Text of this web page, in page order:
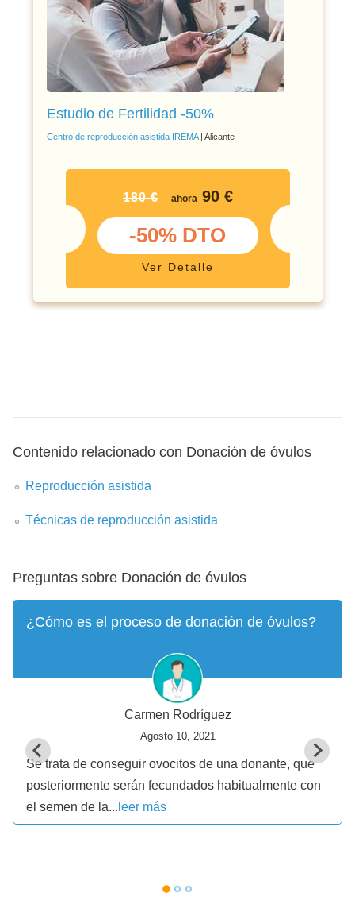
Estudio de Fertilidad -50%
Centro de reproducción asistida IREMA| Alicante
180 € ahora 90 €
-50% DTO
Ver Detalle
Contenido relacionado con Donación de óvulos
Reproducción asistida
Técnicas de reproducción asistida
Preguntas sobre Donación de óvulos
¿Cómo es el proceso de donación de óvulos?
Carmen Rodríguez
Agosto 10, 2021
Se trata de conseguir ovocitos de una donante, que
posteriormente serán fecundados habitualmente con
el semen de la... leer más